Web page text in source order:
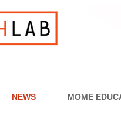
NEWS MOME